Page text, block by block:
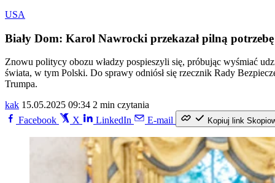
USA
Biały Dom: Karol Nawrocki przekazał pilną
Znowu politycy obozu władzy pospieszyli się, próbując wyśmiać
świata, w tym Polski. Do sprawy odniósł się rzecznik Rady
Trumpa.
kak 15.05.2025 09:34 2 min czytania
Facebook
X LinkedIn E-mail Kopiuj link